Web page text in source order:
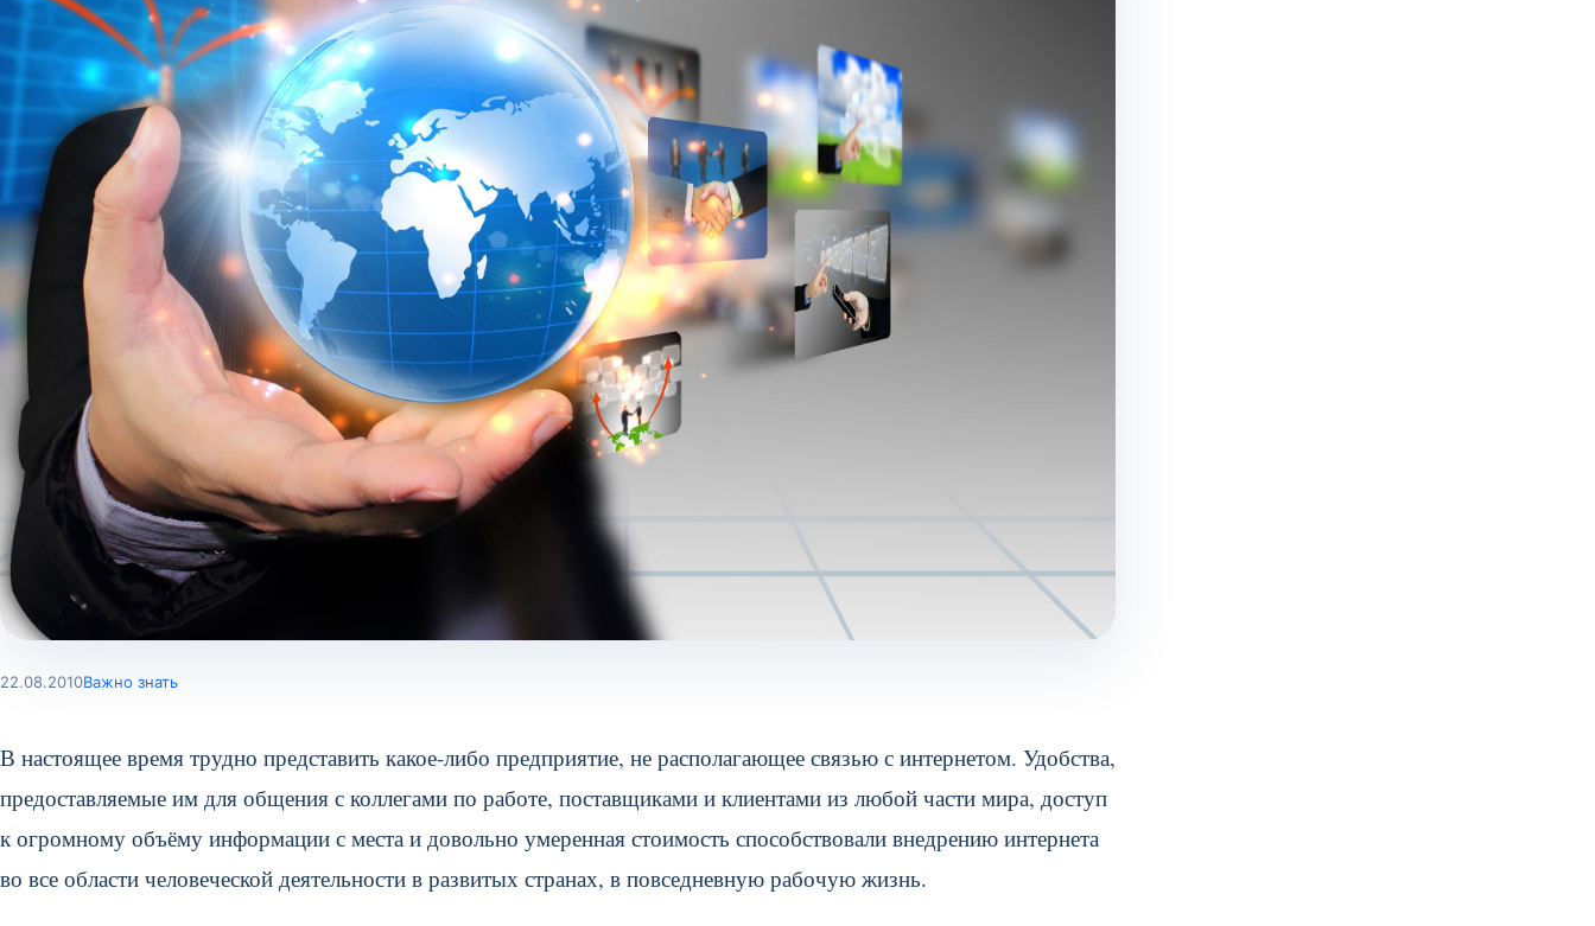
22.08.2010Важно знать
В настоящее время трудно представить какое-либо предприятие, не располагающее связью с интернетом. Удобства,
предоставляемые им для общения с коллегами по работе, поставщиками и клиентами из любой части мира, доступ
к огромному объёму информации с места и довольно умеренная стоимость способствовали внедрению интернета
во все области человеческой деятельности в развитых странах, в повседневную рабочую жизнь.